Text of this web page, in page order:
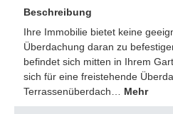
Beschreibung
Ihre Immobilie bietet keine
Überdachung daran zu
befindet sich mitten in Ihrem
sich für eine freistehende
Terrassenüberdach… Mehr